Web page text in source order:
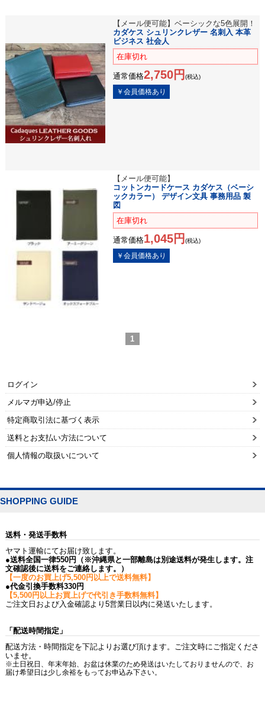
【メール便可能】ベーシックな5色展開！
カダケス シュリンクレザー 名刺入 本革
ビジネス 社会人
在庫切れ
通常価格2,750円 (税込)
【メール便可能】
コットンカードケース カダケス（ベーシ
ックカラー） デザイン文具 事務用品 製
図
在庫切れ
通常価格1,045円 (税込)
1
ログイン
メルマガ申込/停止
特定商取引法に基づく表示
送料とお支払い方法について
個人情報の取扱いについて
SHOPPING GUIDE
送料・発送手数料
ヤマト運輸にてお届け致します。
●送料全国一律550円（※沖縄県と一部離島は別途送料が発生します。注
文確認後に送料をご連絡します。）
【一度のお買上げ5,500円以上で送料無料】
●代金引換手数料330円
【5,500円以上お買上げで代引き手数料無料】
ご注文日および入金確認より5営業日以内に発送いたします。
「配送時間指定」
配送方法・時間指定を下記よりお選び頂けます。ご注文時にご指定くださ
いませ。
※土日祝日、年末年始、お盆は休業のため発送はいたしておりませんので、お
届け希望日は少し余裕をもってお申込み下さい。